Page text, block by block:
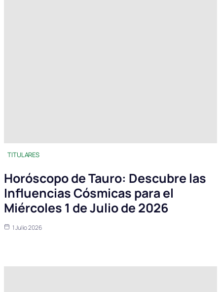
TITULARES
Horóscopo de Tauro: Descubre las
Influencias Cósmicas para el
Miércoles 1 de Julio de 2026
1 Julio 2026